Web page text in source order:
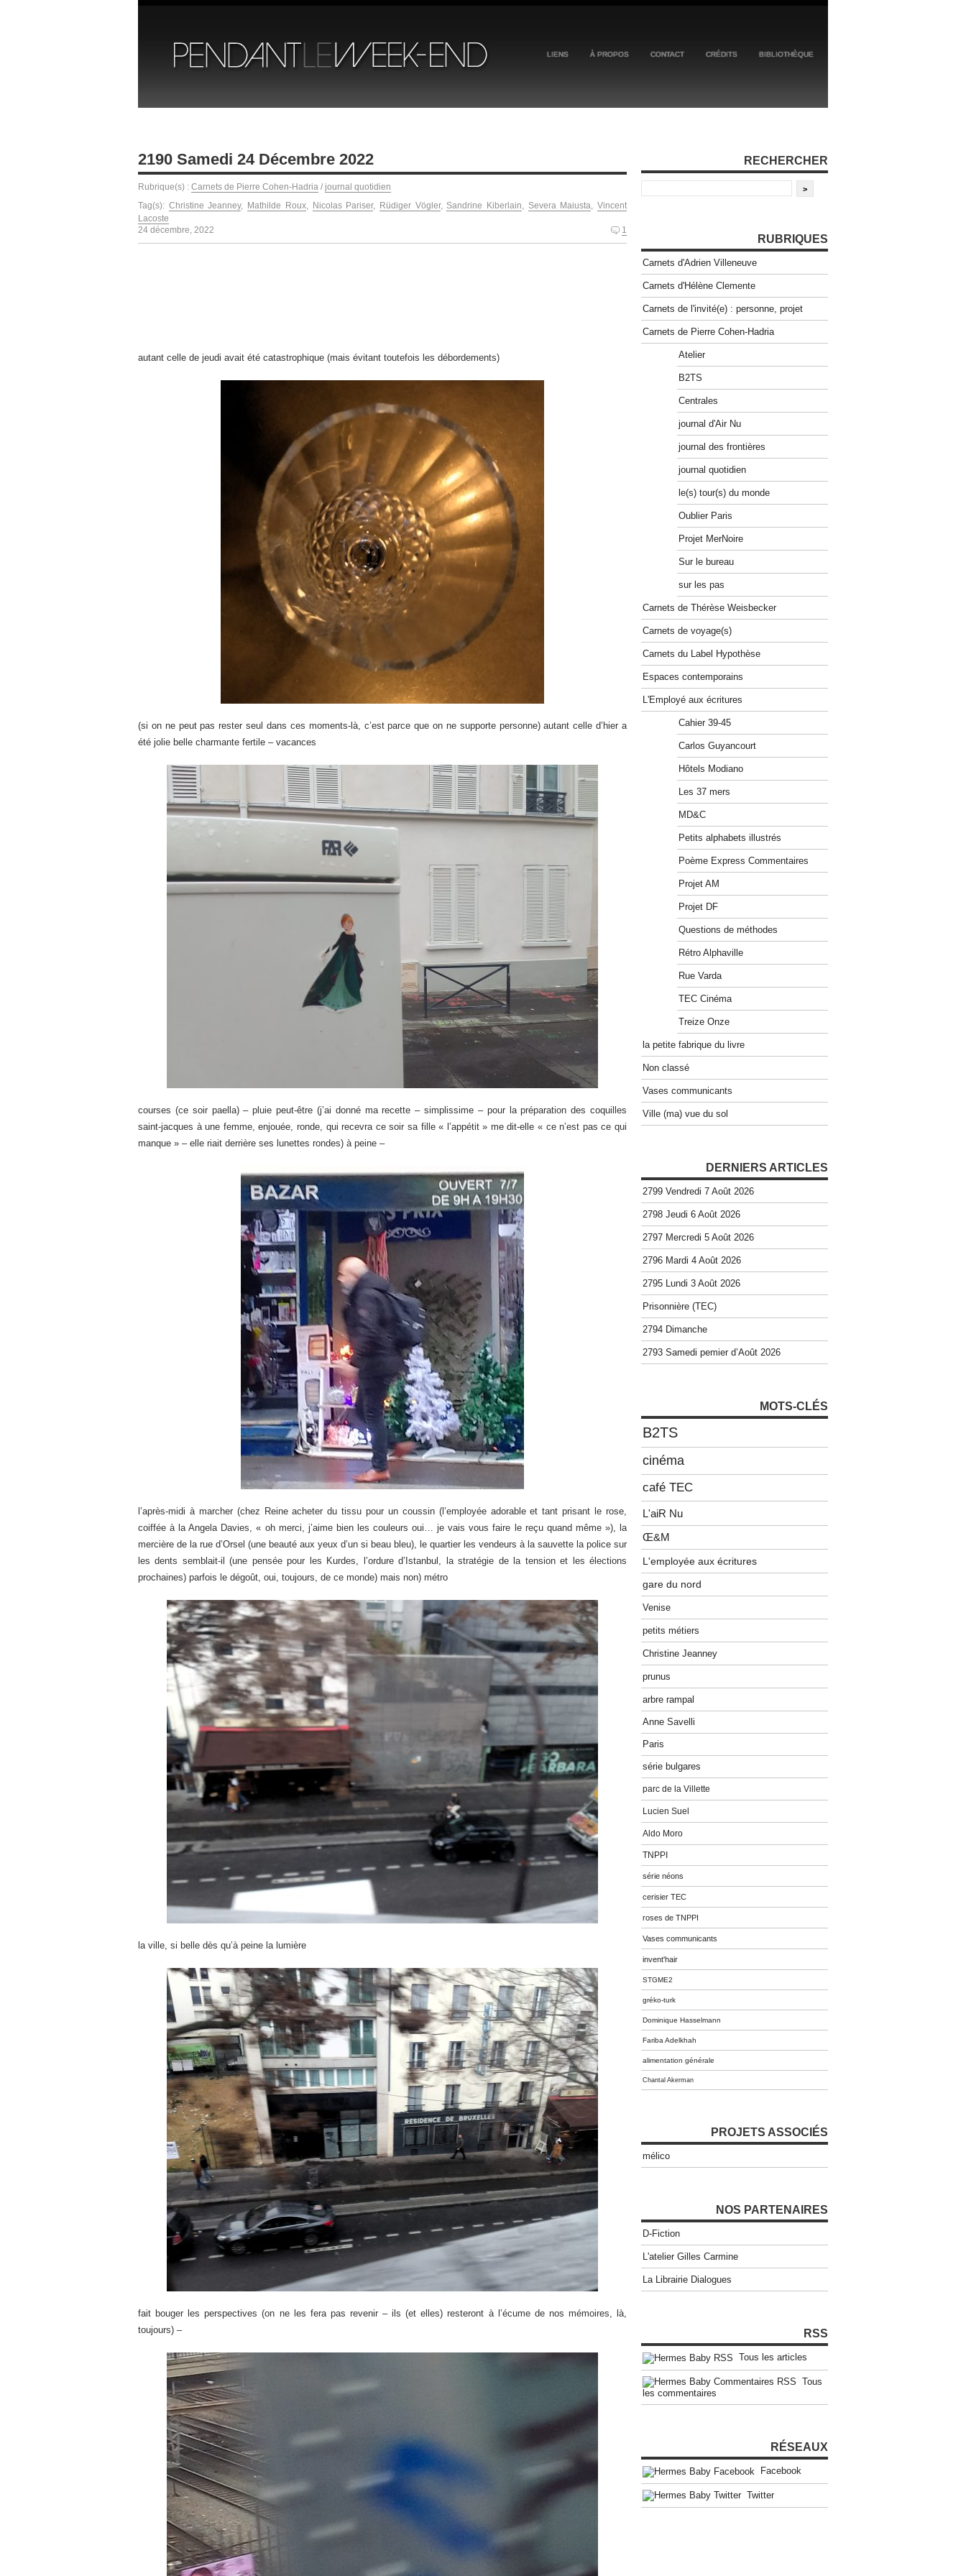
LIENS À PROPOS CONTACT CRÉDITS BIBLIOTHÈQUE
2190 Samedi 24 Décembre 2022
Rubrique(s) : Carnets de Pierre Cohen-Hadria / journal quotidien
Tag(s): Christine Jeanney, Mathilde Roux, Nicolas Pariser, Rüdiger Vögler, Sandrine Kiberlain, Severa Maiusta,Vincent
Lacoste
24 décembre, 2022
1
autant celle de jeudi avait été catastrophique (mais évitant toutefois les débordements)
(si on ne peut pas rester seul dans ces moments-là, c’est parce que on ne supporte personne) autant celle d’hier a
été jolie belle charmante fertile – vacances
courses (ce soir paella) – pluie peut-être (j’ai donné ma recette – simplissime – pour la préparation des coquilles
saint-jacques à une femme, enjouée, ronde, qui recevra ce soir sa fille « l’appétit » me dit-elle « ce n’est pas ce qui
manque » – elle riait derrière ses lunettes rondes) à peine –
l’après-midi à marcher (chez Reine acheter du tissu pour un coussin (l’employée adorable et tant prisant le rose,
coiffée à la Angela Davies, « oh merci, j’aime bien les couleurs oui… je vais vous faire le reçu quand même »), la
mercière de la rue d’Orsel (une beauté aux yeux d’un si beau bleu), le quartier les vendeurs à la sauvette la police sur
les dents semblait-il (une pensée pour les Kurdes, l’ordure d’Istanbul, la stratégie de la tension et les élections
prochaines) parfois le dégoût, oui, toujours, de ce monde) mais non) métro
la ville, si belle dès qu’à peine la lumière
fait bouger les perspectives (on ne les fera pas revenir – ils (et elles) resteront à l’écume de nos mémoires, là,
toujours) –
RECHERCHER
RUBRIQUES
Carnets d'Adrien Villeneuve
Carnets d'Hélène Clemente
Carnets de l'invité(e) : personne, projet
Carnets de Pierre Cohen-Hadria
Atelier
B2TS
Centrales
journal d'Air Nu
journal des frontières
journal quotidien
le(s) tour(s) du monde
Oublier Paris
Projet MerNoire
Sur le bureau
sur les pas
Carnets de Thérèse Weisbecker
Carnets de voyage(s)
Carnets du Label Hypothèse
Espaces contemporains
L'Employé aux écritures
Cahier 39-45
Carlos Guyancourt
Hôtels Modiano
Les 37 mers
MD&C
Petits alphabets illustrés
Poème Express Commentaires
Projet AM
Projet DF
Questions de méthodes
Rétro Alphaville
Rue Varda
TEC Cinéma
Treize Onze
la petite fabrique du livre
Non classé
Vases communicants
Ville (ma) vue du sol
DERNIERS ARTICLES
2799 Vendredi 7 Août 2026
2798 Jeudi 6 Août 2026
2797 Mercredi 5 Août 2026
2796 Mardi 4 Août 2026
2795 Lundi 3 Août 2026
Prisonnière (TEC)
2794 Dimanche
2793 Samedi pemier d’Août 2026
MOTS-CLÉS
B2TS
cinéma
café TEC
L'aiR Nu
Œ&M
L'employée aux écritures
gare du nord
Venise
petits métiers
Christine Jeanney
prunus
arbre rampal
Anne Savelli
Paris
série bulgares
parc de la Villette
Lucien Suel
Aldo Moro
TNPPI
série néons
cerisier TEC
roses de TNPPI
Vases communicants
invent'hair
STGME2
gréko-turk
Dominique Hasselmann
Fariba Adelkhah
alimentation générale
Chantal Akerman
PROJETS ASSOCIÉS
mélico
NOS PARTENAIRES
D-Fiction
L'atelier Gilles Carmine
La Librairie Dialogues
RSS
Tous les articles
Tous
les commentaires
RÉSEAUX
Facebook
Twitter